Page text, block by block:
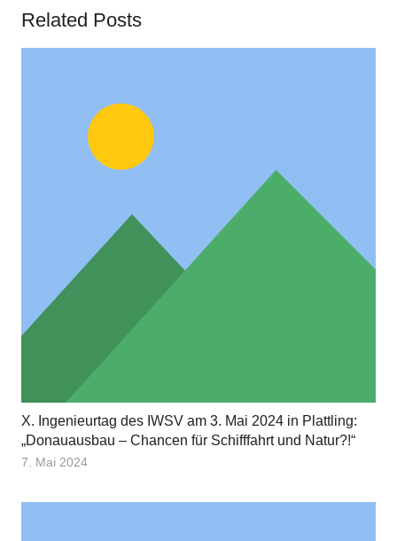
Related Posts
X. Ingenieurtag des IWSV am 3. Mai 2024 in Plattling:
„Donauausbau – Chancen für Schifffahrt und Natur?!“
7. Mai 2024